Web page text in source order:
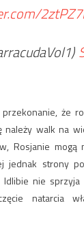
że
walk na
Rosjanie mogą
jednak strony
nie sprzyja
natarcia